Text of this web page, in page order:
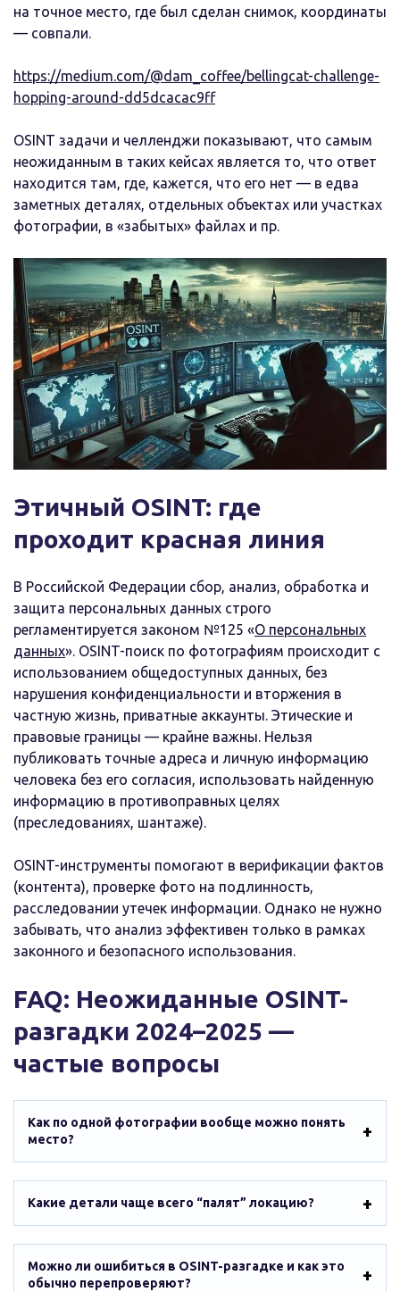
на точное место, где был сделан снимок, координаты
— совпали.
https://medium.com/@dam_coffee/bellingcat-challenge-
hopping-around-dd5dcacac9ff
OSINT задачи и челленджи показывают, что самым
неожиданным в таких кейсах является то, что ответ
находится там, где, кажется, что его нет — в едва
заметных деталях, отдельных объектах или участках
фотографии, в «забытых» файлах и пр.
Этичный OSINT: где
проходит красная линия
В Российской Федерации сбор, анализ, обработка и
защита персональных данных строго
регламентируется законом №125 «О персональных
данных». OSINT-поиск по фотографиям происходит с
использованием общедоступных данных, без
нарушения конфиденциальности и вторжения в
частную жизнь, приватные аккаунты. Этические и
правовые границы — крайне важны. Нельзя
публиковать точные адреса и личную информацию
человека без его согласия, использовать найденную
информацию в противоправных целях
(преследованиях, шантаже).
OSINT-инструменты помогают в верификации фактов
(контента), проверке фото на подлинность,
расследовании утечек информации. Однако не нужно
забывать, что анализ эффективен только в рамках
законного и безопасного использования.
FAQ: Неожиданные OSINT-
разгадки 2024–2025 —
частые вопросы
Как по одной фотографии вообще можно понять
место?
Какие детали чаще всего “палят” локацию?
Можно ли ошибиться в OSINT-разгадке и как это
обычно перепроверяют?